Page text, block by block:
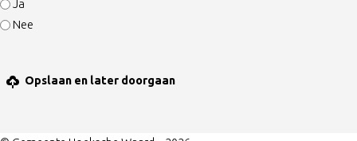
Ja
Nee
Opslaan en later doorgaan